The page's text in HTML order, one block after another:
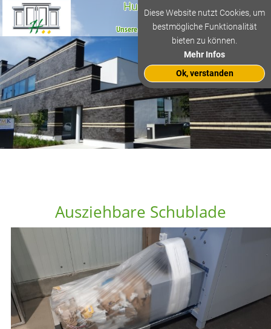
Humer Müllboxen
Unsere Erfahrung, Ihr Lebensraum
Ausziehbare Schublade
Diese Website nutzt Cookies, um
bestmögliche Funktionalität
bieten zu können.
Mehr Infos
Ok, verstanden